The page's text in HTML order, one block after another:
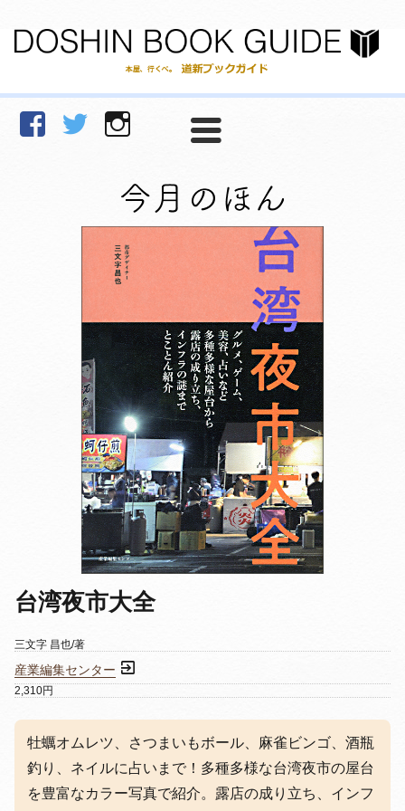
facebookTwitter Instagram
台湾夜市大全
三文字 昌也/著
産業編集センター
2,310円
牡蠣オムレツ、さつまいもボール、麻雀ビンゴ、酒瓶
釣り、ネイルに占いまで！多種多様な台湾夜市の屋台
を豊富なカラー写真で紹介。露店の成り立ち、インフ